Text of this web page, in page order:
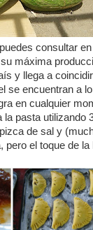
consultar
máxima
y llega a
encuentran a
en cualquier
pasta utilizando
de sal y
el toque de